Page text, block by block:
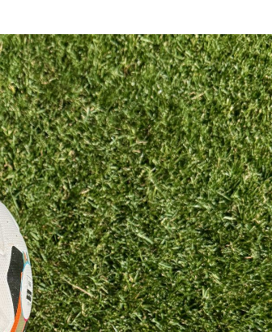
SZÉPSÉG CSAJOK SMINK
meg